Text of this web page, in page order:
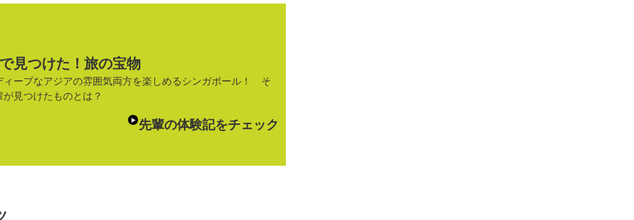
見つけた！旅の宝物
ィープなアジアの雰囲気両方を楽しめるシンガポール！ そ
見つけたものとは？
先輩の体験記をチェック